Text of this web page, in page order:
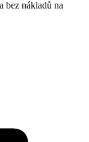
nákladů na